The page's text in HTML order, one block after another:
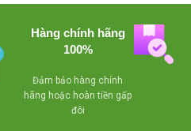
-Block nguyên zin chưa
qua sửa chữa
-Miễn phí lắp đặt + 3m
ống đồng + 5m ống
nước ,bảo hành 12
Hàng chính hãng
100%
Đảm bảo hàng chính
hãng hoặc hoàn tiền gấp
đôi